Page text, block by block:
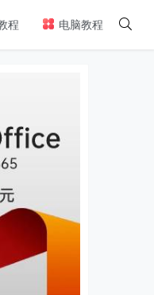
程 电脑教程